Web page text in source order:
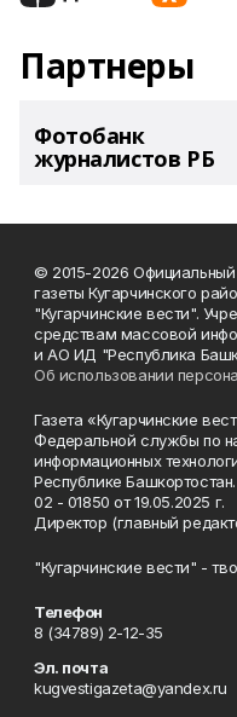
Партнеры
Фотобанк
журналистов РБ
© 2015-2026 Официальный
газеты Кугарчинского
"Кугарчинские вести".
средствам массовой
и АО ИД "Республика
Об использовании
Газета «Кугарчинские
Федеральной службы по
информационных
Республике
02 - 01850 от 19.05.2025 г.
Директор (главный
"Кугарчинские вести" -
Телефон
8 (34789) 2-12-35
Эл. почта
kugvestigazeta@yandex.ru